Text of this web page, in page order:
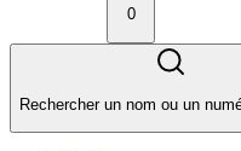
0
Rechercher un nom ou un